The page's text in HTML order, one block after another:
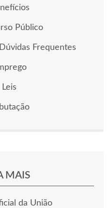
Público
Frequentes
Leis
MAIS
da União